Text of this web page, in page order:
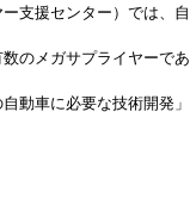
支援センター）では、
のメガサプライヤーで
動車に必要な技術開発